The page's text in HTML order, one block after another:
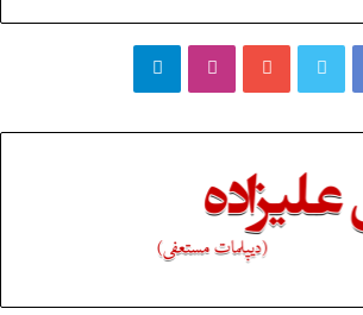
فیسبوک یوتیوب اینستاگرام